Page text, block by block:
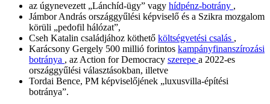
az úgynevezett „Lánchíd-ügy” vagy hídpénz-botrány ,
Jámbor András országgyűlési képviselő és a Szikra mozgalom
körüli „pedofil hálózat”,
Cseh Katalin családjához köthető költségvetési csalás ,
Karácsony Gergely 500 millió forintos kampányfinanszírozási
botránya , az Action for Democracy szerepe a 2022-es
országgyűlési választásokban, illetve
Tordai Bence, PM képviselőjének „luxusvilla-építési
botránya”.